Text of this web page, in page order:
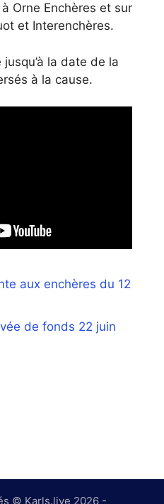
Orne Enchères et sur
et Interenchères.
la date de la
à la cause.
aux enchères du 12
de fonds 22 juin
© Karls.live 2026 -